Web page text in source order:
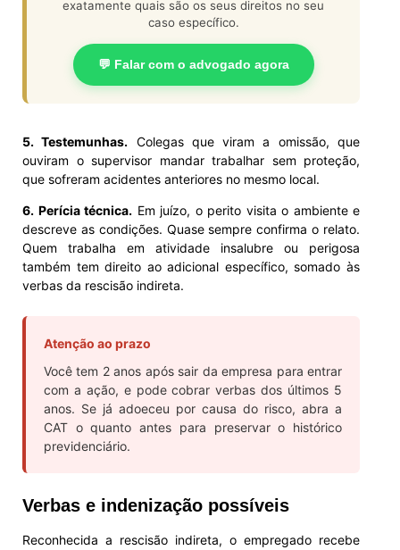
exatamente quais são os seus direitos no seu
caso específico.
💬 Falar com o advogado agora
5. Testemunhas. Colegas que viram a omissão, que
ouviram o supervisor mandar trabalhar sem proteção,
que sofreram acidentes anteriores no mesmo local.
6. Perícia técnica. Em juízo, o perito visita o ambiente e
descreve as condições. Quase sempre confirma o relato.
Quem trabalha em atividade insalubre ou perigosa
também tem direito ao adicional específico, somado às
verbas da rescisão indireta.
Atenção ao prazo
Você tem 2 anos após sair da empresa para entrar
com a ação, e pode cobrar verbas dos últimos 5
anos. Se já adoeceu por causa do risco, abra a
CAT o quanto antes para preservar o histórico
previdenciário.
Verbas e indenização possíveis
Reconhecida a rescisão indireta, o empregado recebe